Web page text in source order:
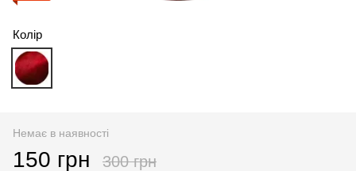
Колір
Немає в наявності
150 грн 300 грн